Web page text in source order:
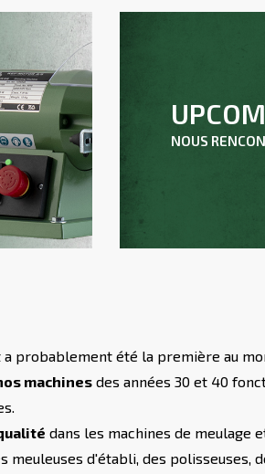
NOUS
a probablement été la première au
machines des années 30 et 40
dans les machines de meulage
meuleuses d'établi, des polisseuses,